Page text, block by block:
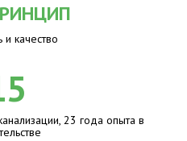
и качество
23 года опыта в